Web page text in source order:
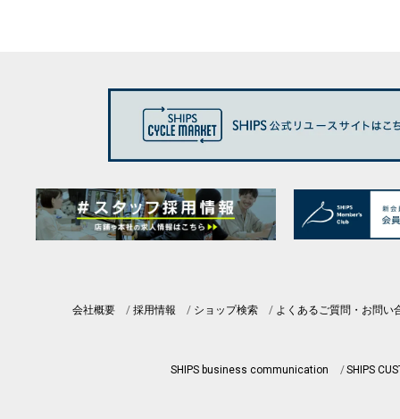
会社概要 採用情報 ショップ検索 よくあるご質問・お問い
SHIPS business communication SHIPS